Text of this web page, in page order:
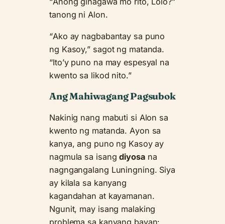
tanong ni Alon.
“Ako ay nagbabantay sa puno
ng Kasoy,” sagot ng matanda.
“Ito’y puno na may espesyal na
kwento sa likod nito.”
Ang Mahiwagang Pagsubok
Nakinig nang mabuti si Alon sa
kwento ng matanda. Ayon sa
kanya, ang puno ng Kasoy ay
nagmula sa isangdiyosana
nagngangalang Luningning. Siya
ay kilala sa kanyang
kagandahan at kayamanan.
Ngunit, may isang malaking
problema sa kanyang bayan: